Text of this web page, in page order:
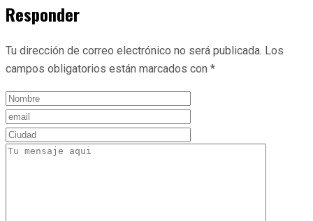
Responder
Tu dirección de correo electrónico no será publicada. Los
campos obligatorios están marcados con *